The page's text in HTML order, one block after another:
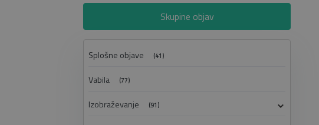
Skupine objav
Splošne objave (41)
Vabila (77)
Izobraževanje (91)